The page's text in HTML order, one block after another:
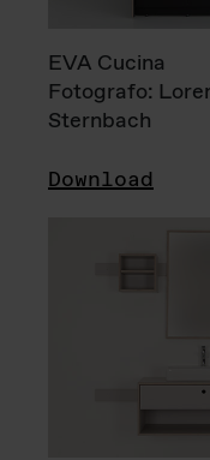
EVA Cucina
Fotografo:
Sternbach
Download